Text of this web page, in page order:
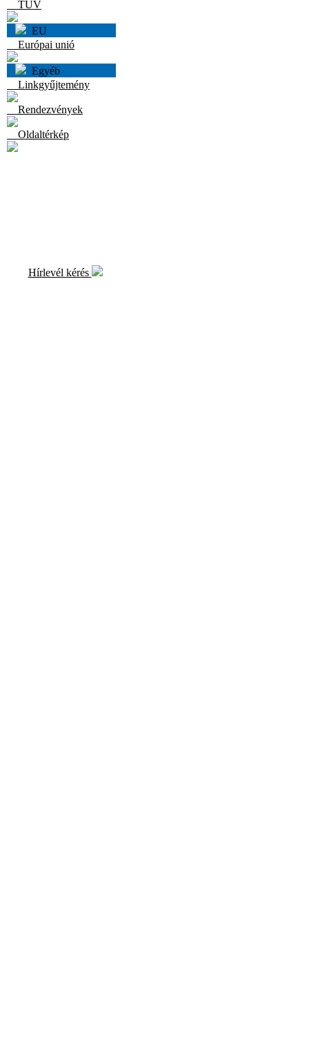
TÜV
EU
Európai unió
Egyéb
Linkgyűjtemény
Rendezvények
Oldaltérkép
Hírlevél kérés